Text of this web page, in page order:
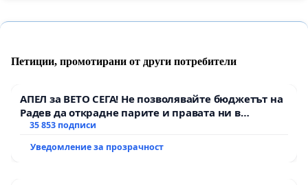
Петиции, промотирани от други потребители
АПЕЛ за ВЕТО СЕГА! Не позволявайте бюджетът на
Радев да открадне парите и правата ни в
тъмното
35 853 подписи
Уведомление за прозрачност